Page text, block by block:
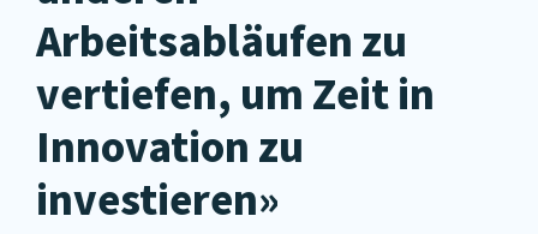
Arbeitsabläufen zu
vertiefen, um Zeit in
Innovation zu
investieren»